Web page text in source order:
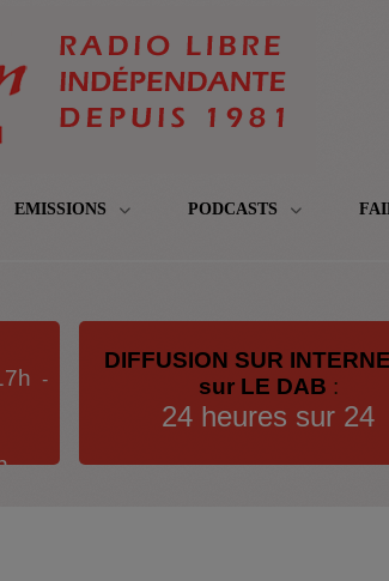
EMISSIONS PODCASTS
-
DIFFUSION SUR
sur LE DAB :
24 heures sur 24